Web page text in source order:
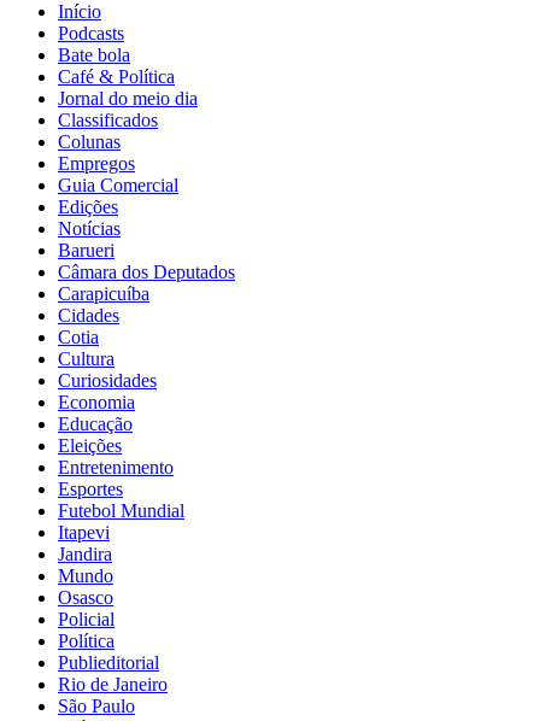
Início
Podcasts
Bate bola
Café & Política
Jornal do meio dia
Classificados
Colunas
Empregos
Guia Comercial
Edições
Notícias
Barueri
Câmara dos Deputados
Carapicuíba
Cidades
Cotia
Cultura
Curiosidades
Economia
Educação
Eleições
Entretenimento
Esportes
Futebol Mundial
Itapevi
Jandira
Mundo
Osasco
Policial
Política
Publieditorial
Rio de Janeiro
São Paulo